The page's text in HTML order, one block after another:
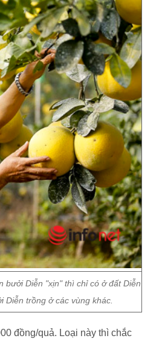
bưởi Diễn "xịn" thì chỉ có ở đất Diễn
trồng ở các vùng khác.
đồng/quả. Loại này thì chắc